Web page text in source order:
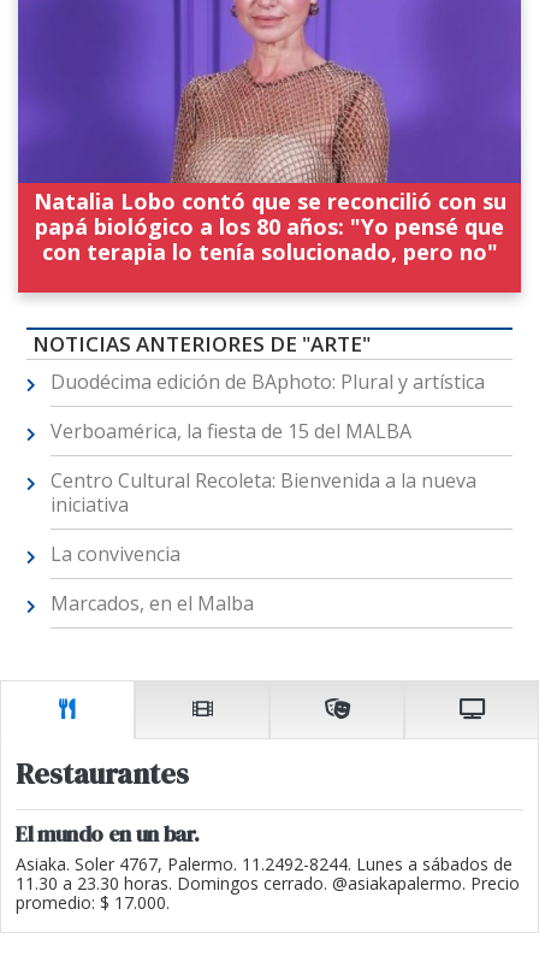
Natalia Lobo contó que se reconcilió con su
papá biológico a los 80 años: "Yo pensé que
con terapia lo tenía solucionado, pero no"
NOTICIAS ANTERIORES DE "ARTE"
Duodécima edición de BAphoto: Plural y artística
Verboamérica, la fiesta de 15 del MALBA
Centro Cultural Recoleta: Bienvenida a la nueva
iniciativa
La convivencia
Marcados, en el Malba
Restaurantes
El mundo en un bar.
Asiaka. Soler 4767, Palermo. 11.2492-8244. Lunes a sábados de
11.30 a 23.30 horas. Domingos cerrado. @asiakapalermo. Precio
promedio: $ 17.000.